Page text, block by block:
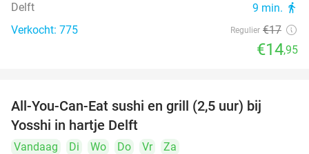
Delft 9 min. directions_walk
Verkocht: 775 Regulier €17
€14,95
All-You-Can-Eat sushi en grill (2,5 uur) bij
Yosshi in hartje Delft
Vandaag Di Wo Do Vr
Za